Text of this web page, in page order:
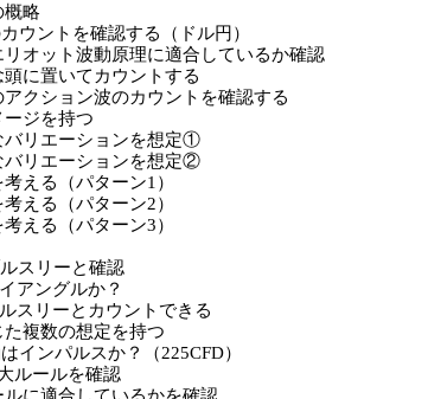
概略
ウントを確認する（ドル円）
オット波動原理に適合しているか確認
に置いてカウントする
クション波のカウントを確認する
ジを持つ
バリエーションを想定①
バリエーションを想定②
える（パターン1）
える（パターン2）
える（パターン3）
スリーと確認
アングルか？
スリーとカウントできる
複数の想定を持つ
インパルスか？（225CFD）
ルールを確認